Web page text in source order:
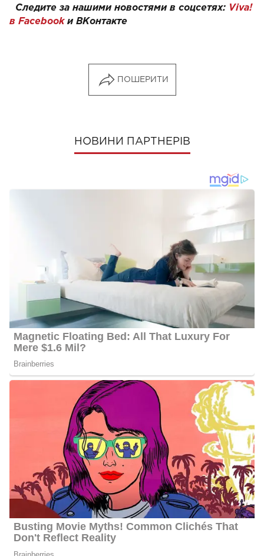
Следите за нашими новостями в соцсетях: Viva!
в Facebookи ВКонтакте
ПОШЕРИТИ
НОВИНИ ПАРТНЕРІВ